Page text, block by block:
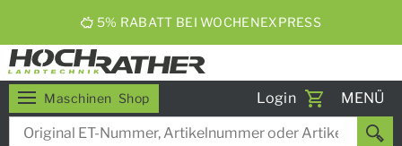
5% RABATT BEI WOCHENEXPRESS
Maschinen Shop Login
Toggle
MENÜ